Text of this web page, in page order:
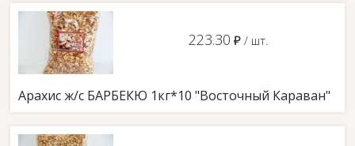
223.30 д / шт.
Арахис ж/с БАРБЕКЮ 1кг*10 "Восточный Караван"